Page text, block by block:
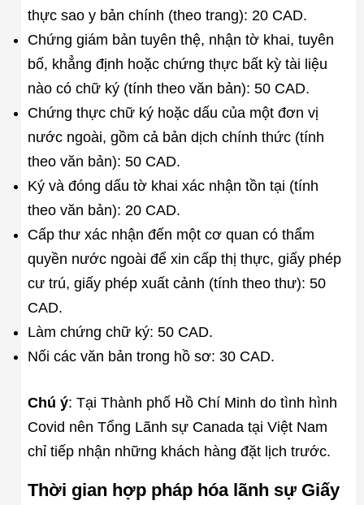
thực sao y bản chính (theo trang): 20 CAD.
Chứng giám bản tuyên thệ, nhận tờ khai, tuyên
bố, khẳng định hoặc chứng thực bất kỳ tài liệu
nào có chữ ký (tính theo văn bản): 50 CAD.
Chứng thực chữ ký hoặc dấu của một đơn vị
nước ngoài, gồm cả bản dịch chính thức (tính
theo văn bản): 50 CAD.
Ký và đóng dấu tờ khai xác nhận tồn tại (tính
theo văn bản): 20 CAD.
Cấp thư xác nhận đến một cơ quan có thẩm
quyền nước ngoài để xin cấp thị thực, giấy phép
cư trú, giấy phép xuất cảnh (tính theo thư): 50
CAD.
Làm chứng chữ ký: 50 CAD.
Nối các văn bản trong hồ sơ: 30 CAD.
Chú ý: Tại Thành phố Hồ Chí Minh do tình hình
Covid nên Tổng Lãnh sự Canada tại Việt Nam
chỉ tiếp nhận những khách hàng đặt lịch trước.
Thời gian hợp pháp hóa lãnh sự Giấy